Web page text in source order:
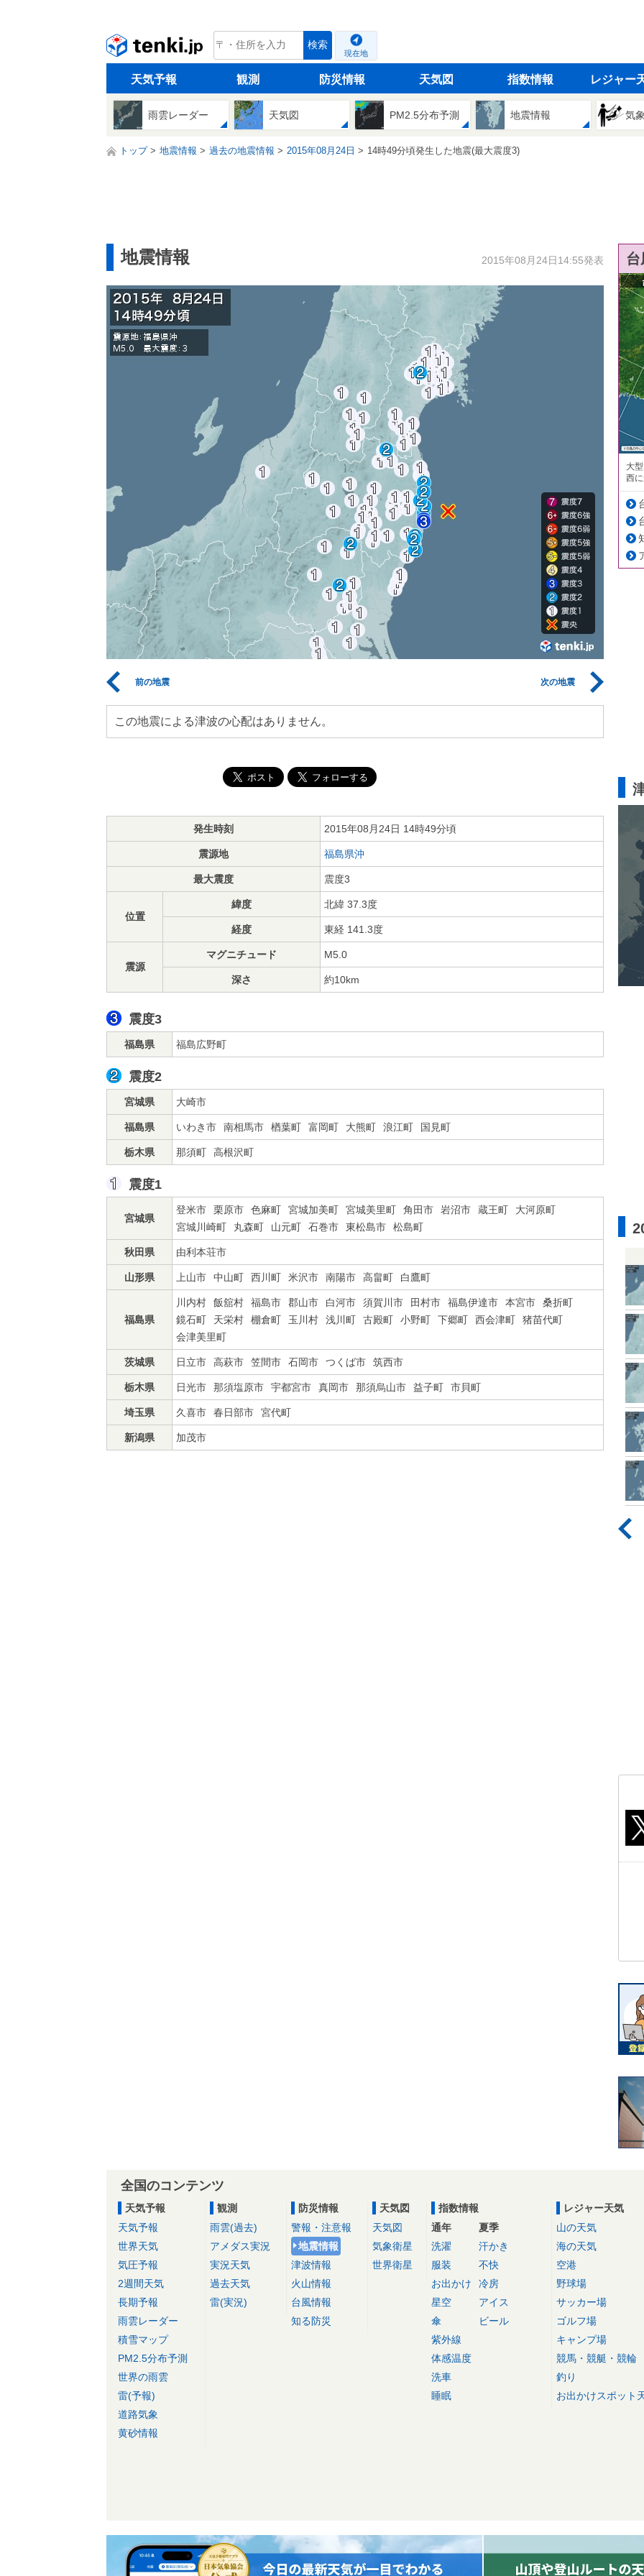
tenki.jp 検索
現在地
天気予報 観測 防災情報 天気図 指数情報 レジャー
雨雲レーダー 天気図 PM2.5分布予測 地震情報 気
トップ 地震情報 過去の地震情報 2015年08月24日 14時49分頃発生した地震(最大震度3)
地震情報 2015年08月24日14:55発表
前の地震 次の地震
この地震による津波の心配はありません。
発生時刻 2015年08月24日 14時49分頃
震源地 福島県沖
最大震度 震度3
位置
緯度 北緯 37.3度
経度 東経 141.3度
震源
マグニチュード M5.0
深さ 約10km
震度3
福島県 福島広野町
震度2
宮城県 大崎市
福島県 いわき市 南相馬市 楢葉町 富岡町 大熊町 浪江町 国見町
栃木県 那須町 高根沢町
震度1
宮城県
登米市 栗原市 色麻町 宮城加美町 宮城美里町 角田市 岩沼市 蔵王町
大河原町
宮城川崎町
丸森町 山元町 石巻市 東松島市 松島町
秋田県 由利本荘市
山形県 上山市 中山町 西川町 米沢市 南陽市 高畠町 白鷹町
福島県
川内村 飯舘村 福島市 郡山市 白河市 須賀川市 田村市 福島伊達市 本宮市
桑折町
鏡石町
天栄村 棚倉町 玉川村 浅川町 古殿町 小野町 下郷町 西会津町
猪苗代町
会津美里町
茨城県 日立市 高萩市 笠間市 石岡市 つくば市 筑西市
栃木県 日光市 那須塩原市 宇都宮市 真岡市 那須烏山市 益子町 市貝町
埼玉県 久喜市 春日部市 宮代町
新潟県 加茂市
大
西
全国のコンテンツ
天気予報
天気予報
世界天気
気圧予報
2週間天気
長期予報
雨雲レーダー
積雪マップ
PM2.5分布予測
世界の雨雲
雷(予報)
道路気象
黄砂情報
観測
雨雲(過去)
アメダス実況
実況天気
過去天気
雷(実況)
防災情報
警報・注意報
地震情報
津波情報
火山情報
台風情報
知る防災
天気図
天気図
気象衛星
世界衛星
指数情報
通年
洗濯
服装
お出かけ
星空
傘
紫外線
体感温度
洗車
睡眠
夏季
汗かき
不快
冷房
アイス
ビール
レジャー天気
山の天気
海の天気
空港
野球場
サッカー場
ゴルフ場
キャンプ場
競馬・競艇・競輪
釣り
お出かけスポット